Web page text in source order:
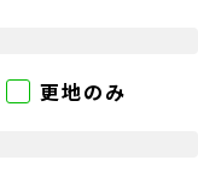
更地のみ